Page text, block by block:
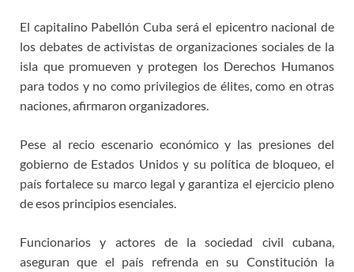
El capitalino Pabellón Cuba será el epicentro nacional de
los debates de activistas de organizaciones sociales de la
isla que promueven y protegen los Derechos Humanos
para todos y no como privilegios de élites, como en otras
naciones, afirmaron organizadores.
Pese al recio escenario económico y las presiones del
gobierno de Estados Unidos y su política de bloqueo, el
país fortalece su marco legal y garantiza el ejercicio pleno
de esos principios esenciales.
Funcionarios y actores de la sociedad civil cubana,
aseguran que el país refrenda en su Constitución la